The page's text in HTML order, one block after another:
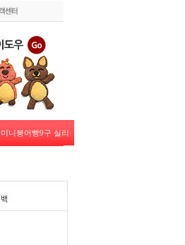
버터랜드 4.5kg
[대용량] 식빵봉투 영문 38cm 200장